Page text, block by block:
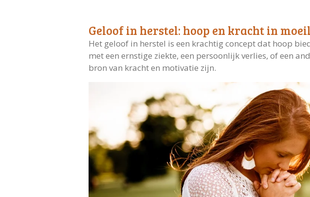
Geloof in herstel: hoop en kracht in
Het geloof in herstel is een krachtig concept dat hoop
met een ernstige ziekte, een persoonlijk verlies, of een
bron van kracht en motivatie zijn.